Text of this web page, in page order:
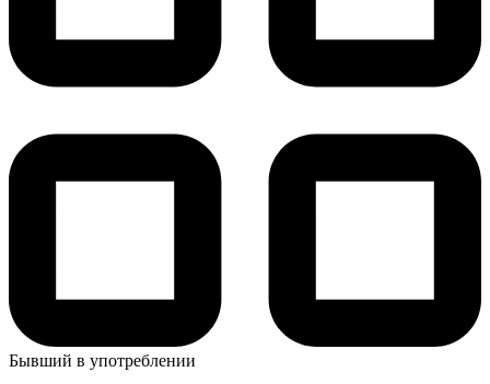
Бывший в употреблении